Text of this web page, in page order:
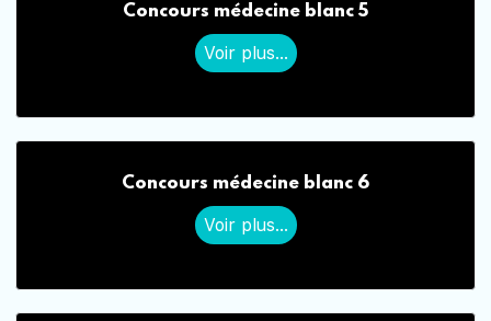
Concours médecine blanc 5
Voir plus...
Concours médecine blanc 6
Voir plus...